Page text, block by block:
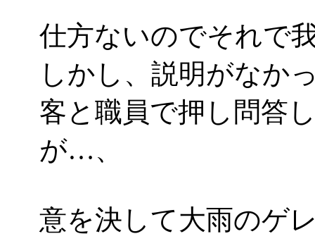
仕方ないのでそれで
しかし、説明がなか
客と職員で押し問答
が…、
意を決して大雨のゲ